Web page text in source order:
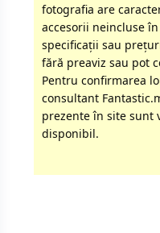
fotografia are
accesorii neincluse
specificaţii sau
fără preaviz sau pot
Pentru confirmarea
consultant
prezente în site sunt
disponibil.